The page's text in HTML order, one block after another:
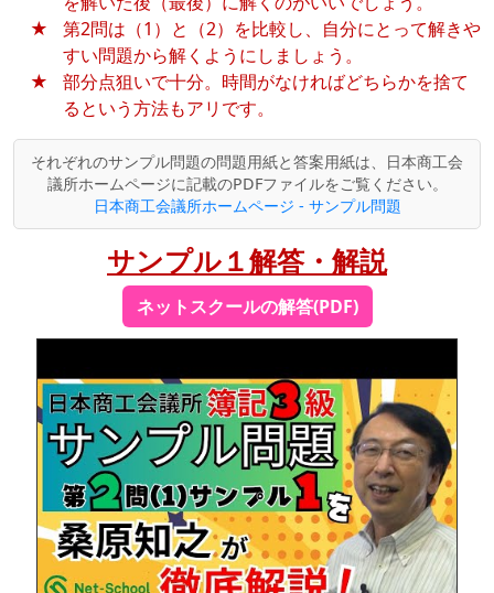
第2問は（1）と（2）を比較し、自分にとって解きや
すい問題から解くようにしましょう。
部分点狙いで十分。時間がなければどちらかを捨て
るという方法もアリです。
それぞれのサンプル問題の問題用紙と答案用紙は、日本商工会
議所ホームページに記載のPDFファイルをご覧ください。
日本商工会議所ホームページ - サンプル問題
サンプル１解答・解説
ネットスクールの解答(PDF)